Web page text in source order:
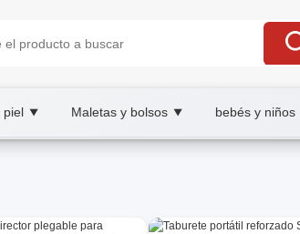
piel ▼ Maletas y bolsos ▼ bebés y niños
jardín o balcón, con estilo, confort y